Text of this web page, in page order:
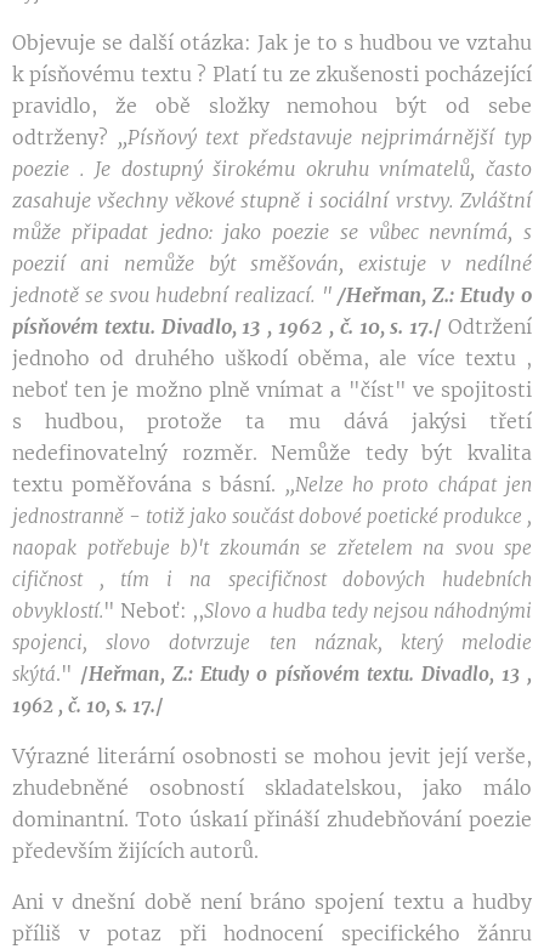
Objevuje se další otázka: Jak je to s hudbou ve vztahu
k písňovému textu ? Platí tu ze zkušenosti pocházející
pravidlo, že obě složky nemohou být od sebe
odtrženy? ,,Písňový text představuje nejprimárnější typ
poezie . Je dostupný širokému okruhu vnímatelů, často
zasahuje všechny věkové stupně i sociální vrstvy.Zvláštní
může připadat jedno: jako poezie se vůbec nevnímá, s
poezií ani nemůže být směšován, existuje v nedílné
jednotě se svou hudební realizací. " /Heřman, Z.: Etudy o
písňovém textu. Divadlo, 13 , 1962 , č. 10,s. 17./Odtržení
jednoho od druhého uškodí oběma, ale více textu ,
neboť ten je možno plně vnímat a "číst" ve spojitosti
s hudbou, protože ta mu dává jakýsi třetí
nedefinovatelný rozměr. Nemůže tedy být kvalita
textu poměřována s básní. ,,Nelze ho proto chápat jen
jednostranně - totiž jako součást dobové poetické produkce ,
naopak potřebuje b)'t zkoumán se zřetelem na svou spe
cifičnost , tím i na specifičnostdobových hudebních
obvyklostí." Neboť: ,,Slovo a hudba tedy nejsou náhodnými
spojenci, slovo dotvrzuje ten náznak, který melodie
skýtá." /Heřman, Z.: Etudy o písňovém textu. Divadlo, 13 ,
1962 , č. 10, s. 17./
Výrazné literární osobnosti se mohou jevit její verše,
zhudebněné osobností skladatelskou, jako málo
dominantní. Toto úska1í přináší zhudebňování poezie
především žijících autorů.
Ani v dnešní době není bráno spojení textu a hudby
příliš v potaz při hodnocení specifického žánru